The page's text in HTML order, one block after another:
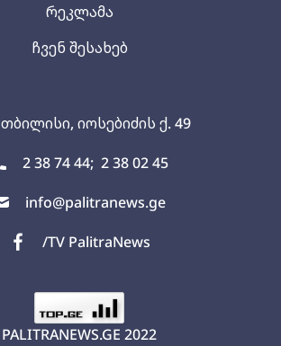
თბილისი, იოსებიძის ქ. 49
2 38 74 44; 2 38 02 45
info@palitranews.ge
/TV PalitraNews
რეკლამა
ჩვენ შესახებ
PALITRANEWS.GE 2022